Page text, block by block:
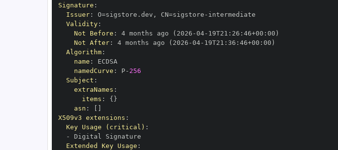
Signature :
Issuer: O=sigstore.dev , CN=sigstore -
Validity:
Not Before : 4 months ago (2026 -04- 19T21 : 26 : 46+00 :
Not After: 4 months ago (2026 -04- 19T21 : 36 : 46+00 :
Algorithm:
name :
namedCurve : P- 256
Subject :
extraNames :
items : { }
asn :
X509v3 extensions :
Key Usage (critical) :
-
Extended Key Usage :